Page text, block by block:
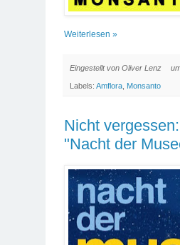
Weiterlesen »
Eingestellt von Oliver Lenz
Labels: Amflora Monsanto
Nicht vergessen:
"Nacht der